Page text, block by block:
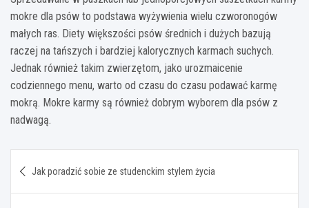
mokre dla psów to podstawa wyżywienia wielu czworonogów
małych ras. Diety większości psów średnich i dużych bazują
raczej na tańszych i bardziej kalorycznych karmach suchych.
Jednak również takim zwierzętom, jako urozmaicenie
codziennego menu, warto od czasu do czasu podawać karmę
mokrą. Mokre karmy są również dobrym wyborem dla psów z
nadwagą.
wpisu
Jak poradzić sobie ze studenckim stylem życia